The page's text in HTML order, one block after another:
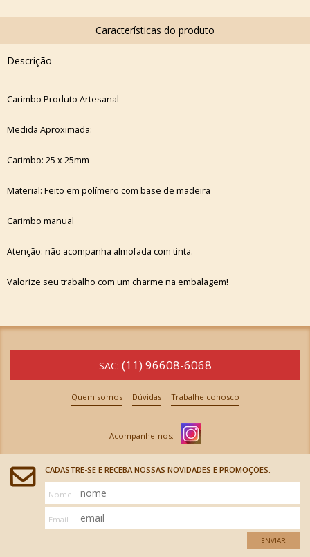
Descrição
Carimbo Produto Artesanal
Medida Aproximada:
Carimbo: 25 x 25mm
Material: Feito em polímero com base de madeira
Carimbo manual
Atenção: não acompanha almofada com tinta.
Valorize seu trabalho com um charme na embalagem!
SAC: (11) 96608-6068
Quem somos Dúvidas Trabalhe conosco
CADASTRE-SE E RECEBA NOSSAS NOVIDADES E PROMOÇÕES.
Nome
Email
ENVIAR